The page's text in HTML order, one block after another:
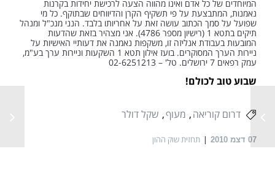
המיוחדים של כל אדם ואינו מהווה הצעה לרכישת יחידות בקרנות
נאמנות, המתבצעת על פי תשקיף הקרן והדיווחים שבתוקף. כל מי
שפועל על סמך הכתוב עושה זאת על אחריותו בלבד. הנני מנכ"ל ומנהל
תיקים בתטא 1 (רישיון מספר 4786). אני מצהיר בזאת שהדעות
המובעות בעבודת אנליזה זו, משקפות נאמנה את דעותיי האישיות על
ניירות הערך המסוקרים. בועז אילון תטא 1 השקעות וניירות ערך בע"מ,
עמק רפאים 7 ירושלים. טל' – 02-6251213
שבוע טוב לכולם!
דרום קוריאה מעוף שקל דולר
07 דצמ 2010 תחזית שוק ההון